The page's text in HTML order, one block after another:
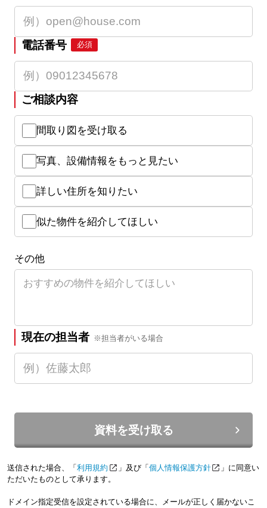
電話番号 必須
ご相談内容
間取り図を受け取る
写真、設備情報をもっと見たい
詳しい住所を知りたい
似た物件を紹介してほしい
その他
現在の担当者 ※担当者がいる場合
資料を受け取る
送信された場合、「 利用規約 」及び「 個人情報保護方針
」に同意い
ただいたものとして承ります。
ドメイン指定受信を設定されている場合に、メールが正しく届かないこ